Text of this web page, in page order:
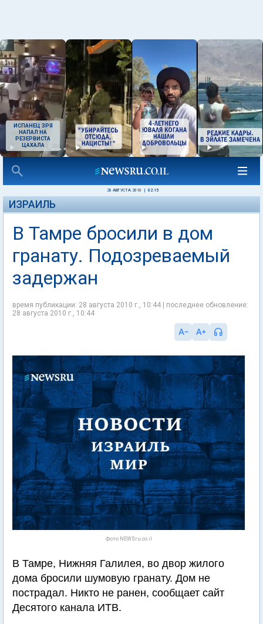
ИСПАНЕЦ ЗРЯ
НАПАЛ НА
РЕЗЕРВИСТА
ЦАХАЛА
28 АВГУСТА 2010 02:15
ИЗРАИЛЬ
В Тамре бросили в дом
гранату. Подозреваемый
задержан
время публикации: 28 августа 2010 г., 10:44 | последнее обновление:
28 августа 2010 г., 10:44
Фото NEWSru.co.il
В Тамре, Нижняя Галилея, во двор жилого
дома бросили шумовую гранату. Дом не
пострадал. Никто не ранен, сообщает сайт
Десятого канала ИТВ.